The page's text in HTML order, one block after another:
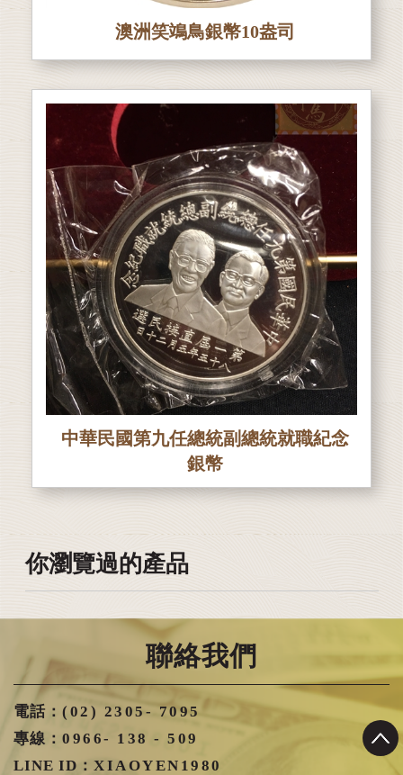
澳洲笑鴗鳥銀幣10盎司
中華民國第九任總統副總統就職紀念
銀幣
你瀏覽過的產品
聯絡我們
電話： (02) 2305- 7095
專線： 0966- 138 - 509
LINE ID： XIAOYEN1980